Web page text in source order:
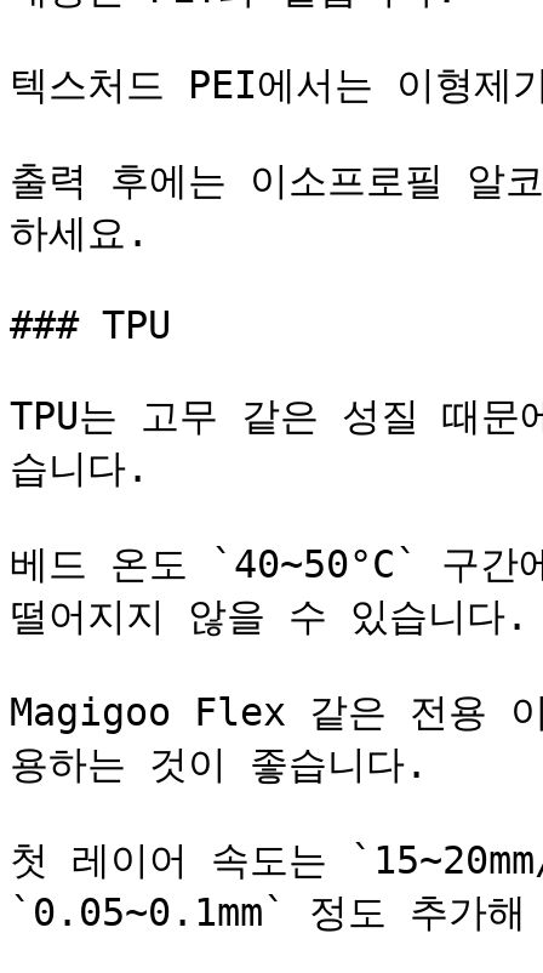
텍스처드 PEI에서는 이형제
출력 후에는 이소프로필 알
하세요.
### TPU
TPU는 고무 같은 성질 때
습니다.
베드 온도 `40~50°C` 구간
떨어지지 않을 수 있습니다.
Magigoo Flex 같은 전용
용하는 것이 좋습니다.
첫 레이어 속도는
`0.05~0.1mm` 정도 추가